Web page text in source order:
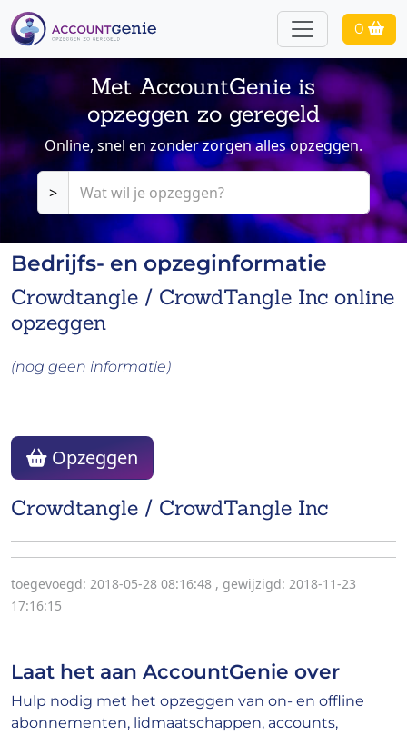
0
Met AccountGenie is
opzeggen zo geregeld
Online, snel en zonder zorgen alles opzeggen.
>
Bedrijfs- en opzeginformatie
Crowdtangle / CrowdTangle Inc online
opzeggen
(nog geen informatie)
Crowdtangle / CrowdTangle Inc
Opzeggen
toegevoegd: 2018-05-28 08:16:48 , gewijzigd: 2018-11-23
17:16:15
Laat het aan AccountGenie over
Hulp nodig met het opzeggen van on- en offline
abonnementen, lidmaatschappen, accounts,